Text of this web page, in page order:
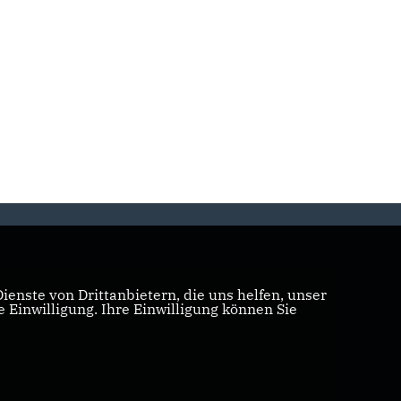
von Drittanbietern, die uns helfen, unser
Einwilligung. Ihre Einwilligung können Sie